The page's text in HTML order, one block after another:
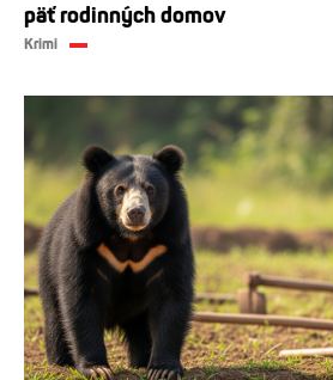
päť rodinných domov
Krimi